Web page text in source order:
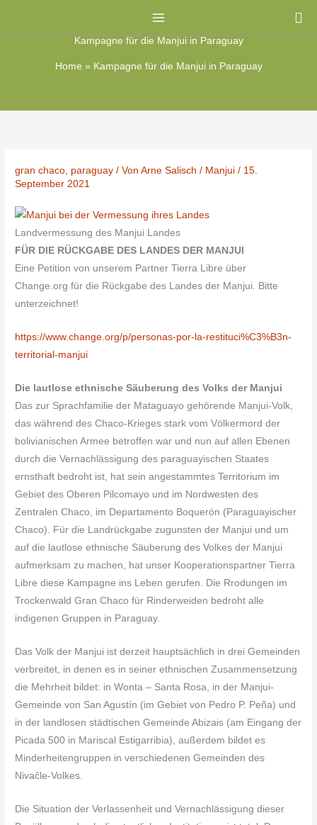
Kampagne für die Manjui in Paraguay
Home » Kampagne für die Manjui in Paraguay
gran chaco, paraguay / VonArne Salisch/ Manjui / 15.
September 2021
Landvermessung des Manjui Landes
FÜR DIE RÜCKGABE DES LANDES DER MANJUI
Eine Petition von unserem Partner Tierra Libre über
Change.org für die Rückgabe des Landes der Manjui. Bitte
unterzeichnet!
https://www.change.org/p/personas-por-la-restituci%C3%B3n-
territorial-manjui
Die lautlose ethnische Säuberung des Volks der Manjui
Das zur Sprachfamilie der Mataguayo gehörende Manjui-Volk,
das während des Chaco-Krieges stark vom Völkermord der
bolivianischen Armee betroffen war und nun auf allen Ebenen
durch die Vernachlässigung des paraguayischen Staates
ernsthaft bedroht ist, hat sein angestammtes Territorium im
Gebiet des Oberen Pilcomayo und im Nordwesten des
Zentralen Chaco, im Departamento Boquerón (Paraguayischer
Chaco). Für die Landrückgabe zugunsten der Manjui und um
auf die lautlose ethnische Säuberung des Volkes der Manjui
aufmerksam zu machen, hat unser Kooperationspartner Tierra
Libre diese Kampagne ins Leben gerufen. Die Rrodungen im
Trockenwald Gran Chaco für Rinderweiden bedroht alle
indigenen Gruppen in Paraguay.
Das Volk der Manjui ist derzeit hauptsächlich in drei Gemeinden
verbreitet, in denen es in seiner ethnischen Zusammensetzung
die Mehrheit bildet: in Wonta – Santa Rosa, in der Manjui-
Gemeinde von San Agustín (im Gebiet von Pedro P. Peña) und
in der landlosen städtischen Gemeinde Abizais (am Eingang der
Picada 500 in Mariscal Estigarribia), außerdem bildet es
Minderheitengruppen in verschiedenen Gemeinden des
Nivaĉle-Volkes.
Die Situation der Verlassenheit und Vernachlässigung dieser